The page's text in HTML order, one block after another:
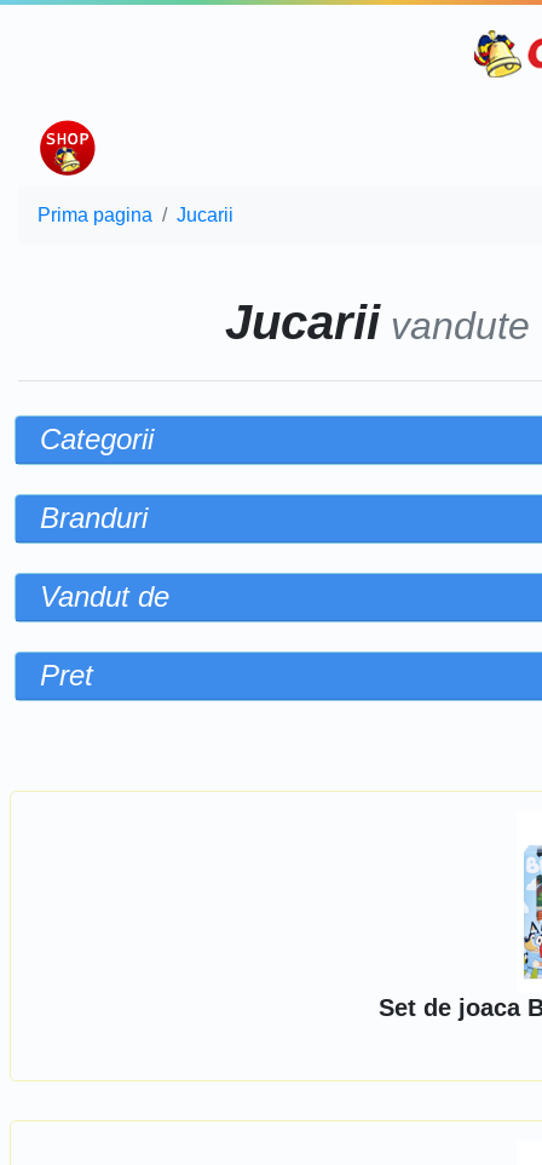
Prima pagina Jucarii
Jucarii
Categorii
Branduri
Vandut de
Pret
Set de joaca